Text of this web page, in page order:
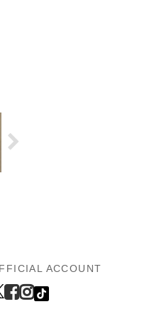
ACCOUNT